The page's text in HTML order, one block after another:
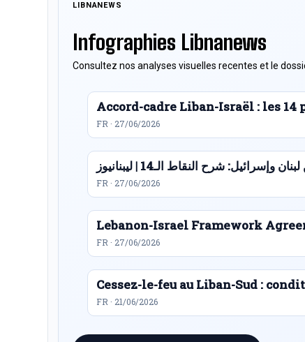
LIBNANEWS
Infographies Libnanews
Consultez nos analyses visuelles recentes et le
Accord-cadre Liban-Israël : les
FR · 27/06/2026
وإسرائيل: شرح النقاط الـ14 | ليبنانيوز
FR · 27/06/2026
Lebanon-Israel Framework
FR · 27/06/2026
Cessez-le-feu au Liban-Sud :
FR · 21/06/2026